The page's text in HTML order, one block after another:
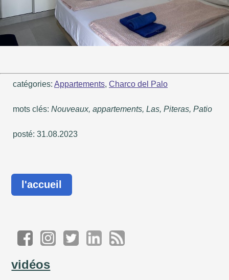
catégories: Appartements, Charco del Palo
mots clés: Nouveaux, appartements, Las, Piteras, Patio
posté: 31.08.2023
l'accueil
vidéos